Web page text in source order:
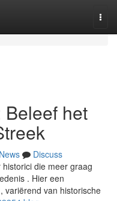
Beleef het
News
Discuss
die meer graag
. Hier een
variërend van historische